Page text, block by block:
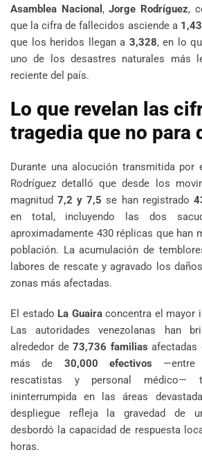
Asamblea Nacional ,Jorge Rodríguez,
que la cifra de fallecidos asciende a
que los heridos llegan a 3,328, en lo
uno de los desastres naturales más
reciente del país.
Lo que revelan las
tragedia que no para
Durante una alocución transmitida por
Rodríguez detalló que desde los
magnitud7,2 y 7,5 se han registrado
en total, incluyendo las dos
aproximadamente 430 réplicas que han
población. La acumulación de
labores de rescate y agravado los
zonas más afectadas.
El estado La Guairaconcentra el mayor
Las autoridades venezolanas han
alrededor de 73,736 familias afectadas
más de 30,000 efectivos —entre
rescatistas y personal médico—
ininterrumpida en las áreas
despliegue refleja la gravedad de
desbordó la capacidad de respuesta
horas.